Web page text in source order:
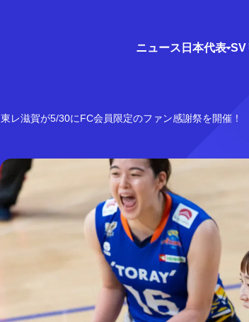
ニュース 日本代表 SV
東レ滋賀が5/30にFC会員限定のファン感謝祭を開催！